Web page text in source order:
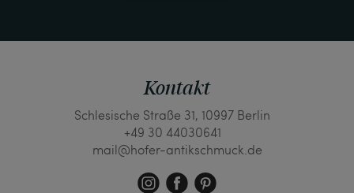
Kontakt
Schlesische Straße 31, 10997 Berlin
+49 30 44030641
mail@hofer-antikschmuck.de